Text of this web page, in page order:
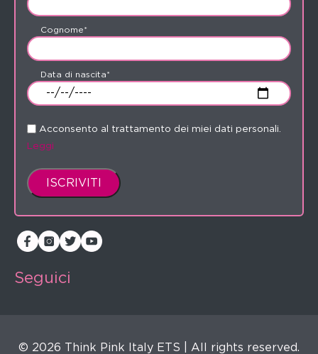
Cognome*
Data di nascita*
Acconsento al trattamento dei miei dati personali.
Leggi
Seguici
© 2026 Think Pink Italy ETS | All rights reserved.